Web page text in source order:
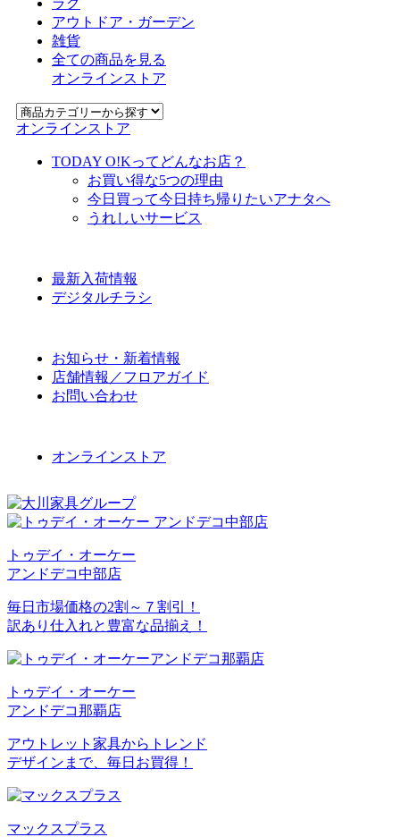
アウトドア・ガーデン
雑貨
全ての商品を見る
オンラインストア
オンラインストア
TODAY O!Kってどんなお店？
お買い得な5つの理由
今日買って今日持ち帰りたいアナタへ
うれしいサービス
最新入荷情報
デジタルチラシ
お知らせ・新着情報
店舗情報／フロアガイド
お問い合わせ
オンラインストア
トゥデイ・オーケー
アンドデコ中部店
毎日市場価格の2割～７割引！
訳あり仕入れと豊富な品揃え！
トゥデイ・オーケー
アンドデコ那覇店
アウトレット家具からトレンド
デザインまで、毎日お買得！
マックスプラス